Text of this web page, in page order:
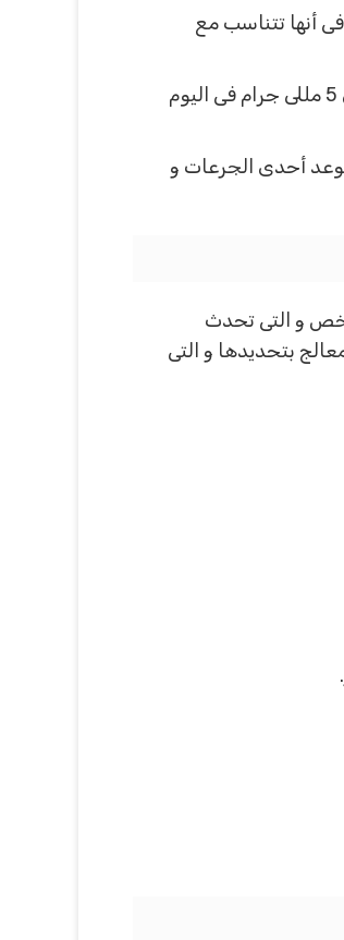
أنها تتناسب مع
تعد أن الجرعة المعتادة تقدر بالحصول على حوالى 10 مللى جرام فى اليوم الواحد للبالغين و للأطفال يتم الحصول على 5 مللى جرام فى اليوم
أحدى الجرعات و
و التى تحدث
بتحديدها و التى